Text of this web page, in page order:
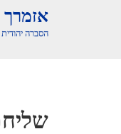
אזמרך
הסברה